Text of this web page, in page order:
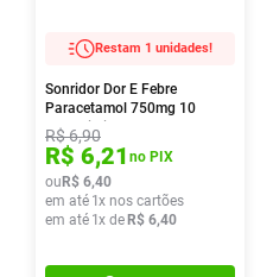
Restam 1 unidades!
Sonridor Dor E Febre
Paracetamol 750mg 10
Comprimidos
R$6,90
R$ 6,21 no PIX
ou R$ 6,40
em até 1x nos cartões
em até 1x de R$ 6,40